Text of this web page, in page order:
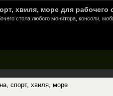
хвиля, море для рабочего
стола любого монитора, консоли,
спорт, хвиля, море